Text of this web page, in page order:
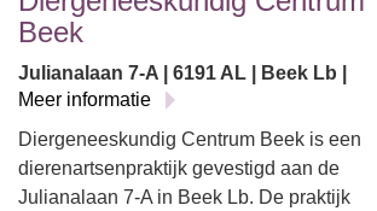
Beek
Julianalaan 7-A | 6191 AL | Beek Lb |
Meer informatie
Diergeneeskundig Centrum Beek is een
dierenartsenpraktijk gevestigd aan de
Julianalaan 7-A in Beek Lb. De praktijk